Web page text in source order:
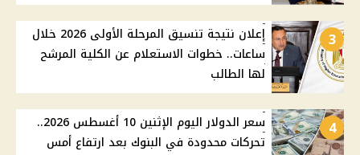
3
إعلان نتيجة تنسيق المرحلة الأولى 2026 خلال
ساعات.. خطوات الاستعلام عن الكلية المرشح
لها الطالب
4
سعر الدولار اليوم الإثنين 10 أغسطس 2026..
تحركات محدودة في البنوك بعد ارتفاع أمس